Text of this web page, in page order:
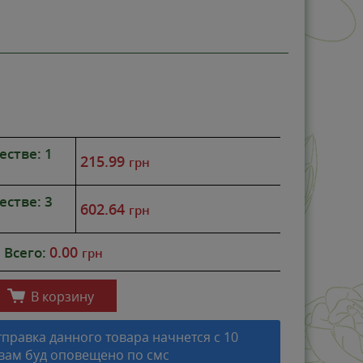
1 215.99 грн
3 602.64 грн
Всего: 0.00 грн
В корзину
данного товара начнется с 10
буд оповещено по смс